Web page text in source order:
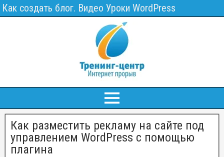
Как создать блог. Видео Уроки WordPress
Как разместить рекламу на сайте под
управлением WordPress с помощью
плагина